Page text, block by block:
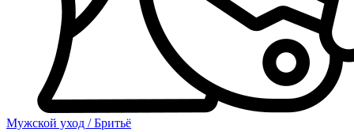
Мужской уход / Бритьё